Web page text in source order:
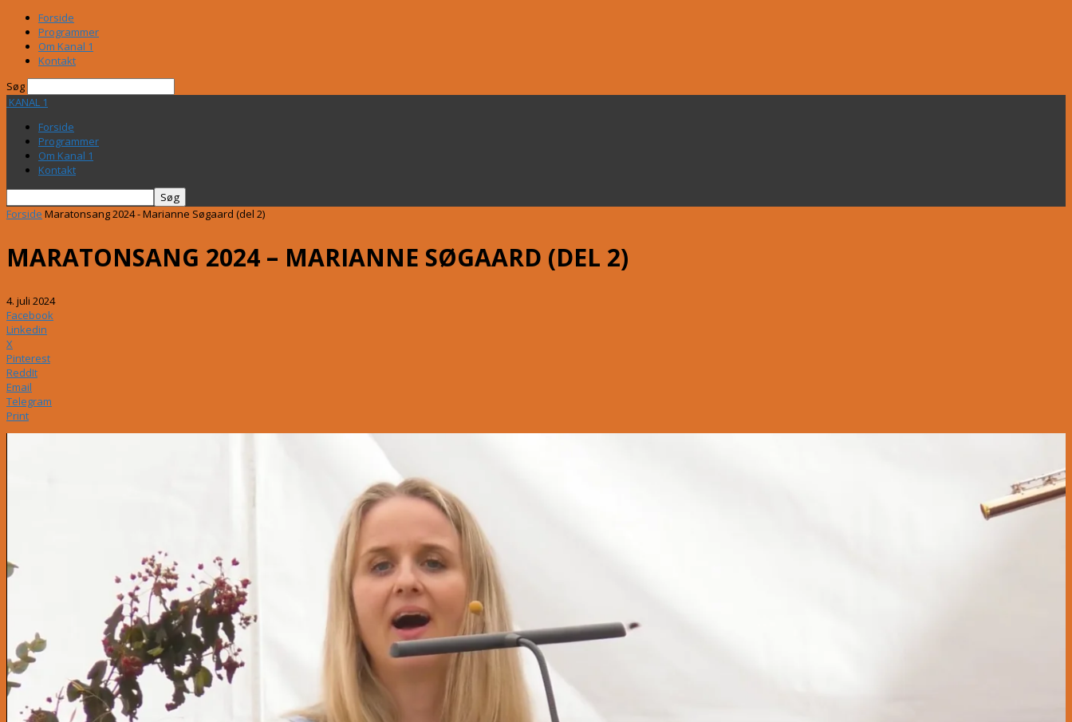
Forside
Programmer
Om Kanal 1
Kontakt
Søg
KANAL 1
Forside
Programmer
Om Kanal 1
Kontakt
Forside Maratonsang 2024 - Marianne Søgaard (del 2)
MARATONSANG 2024 – MARIANNE SØGAARD (DEL 2)
4. juli 2024
Facebook
Linkedin
X
Pinterest
ReddIt
Email
Telegram
Print